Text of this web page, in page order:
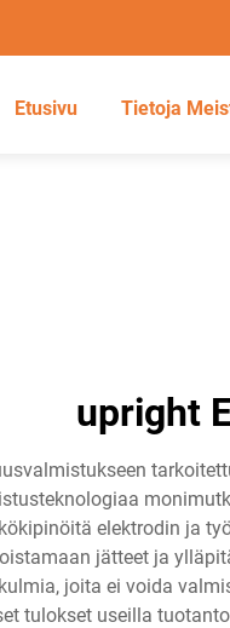
Etusivu Tietoja
upright
elektrodin ja
jätteet ja
joita ei voida
tulokset useilla